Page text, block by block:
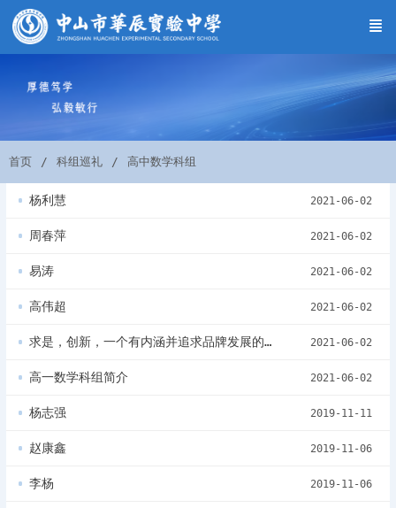
首页 科组巡礼 高中数学科组
杨利慧 2021-06-02
周春萍 2021-06-02
易涛 2021-06-02
高伟超 2021-06-02
求是，创新，一个有内涵并追求品牌发展的学科---高三数学科组简介 2021-06-02
高一数学科组简介 2021-06-02
杨志强 2019-11-11
赵康鑫 2019-11-06
李杨 2019-11-06